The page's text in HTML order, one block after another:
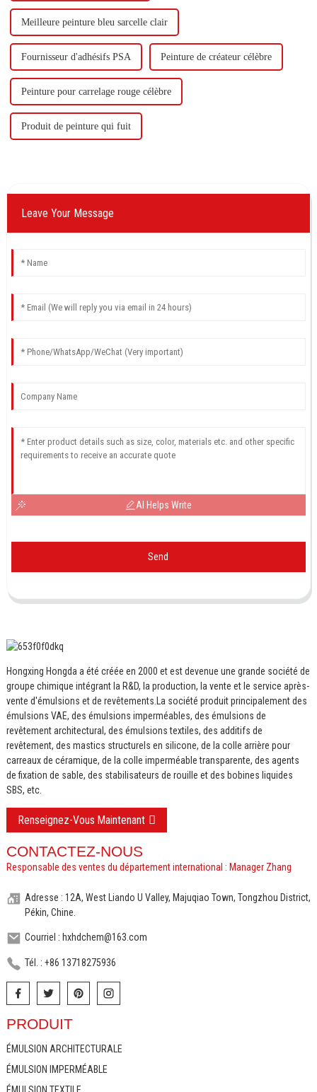
Meilleure peinture bleu sarcelle clair
Fournisseur d'adhésifs PSA Peinture de créateur célèbre
Peinture pour carrelage rouge célèbre
Produit de peinture qui fuit
Leave Your Message
AI Helps Write
Send
Hongxing Hongda a été créée en 2000 et est devenue une grande société de
groupe chimique intégrant la R&D, la production, la vente et le service après-
vente d'émulsions et de revêtements.
La société produit principalement des
émulsions VAE, des émulsions imperméables, des émulsions de
revêtement architectural, des émulsions textiles, des additifs de
revêtement, des mastics structurels en silicone, de la colle arrière pour
carreaux de céramique, de la colle imperméable transparente, des agents
de fixation de sable, des stabilisateurs de rouille et des bobines liquides
SBS, etc.
Renseignez-Vous Maintenant
CONTACTEZ-NOUS
Responsable des ventes du département international : Manager Zhang
Adresse : 12A, West Liando U Valley, Majuqiao Town, Tongzhou District,
Pékin, Chine.
Courriel : hxhdchem@163.com
Tél. : +86 13718275936
PRODUIT
ÉMULSION ARCHITECTURALE
ÉMULSION IMPERMÉABLE
ÉMULSION TEXTILE